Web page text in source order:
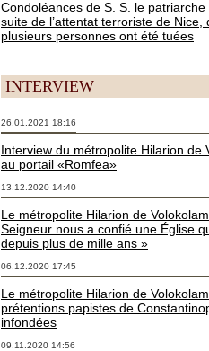
Condoléances de S. S. le patriarche
suite de l’attentat terroriste de Nice,
plusieurs personnes ont été tuées
INTERVIEW
26.01.2021 18:16
Interview du métropolite Hilarion de
au portail «Romfea»
13.12.2020 14:40
Le métropolite Hilarion de
Seigneur nous a confié une Église
depuis plus de mille ans »
06.12.2020 17:45
Le métropolite Hilarion de
prétentions papistes de
infondées
09.11.2020 14:56